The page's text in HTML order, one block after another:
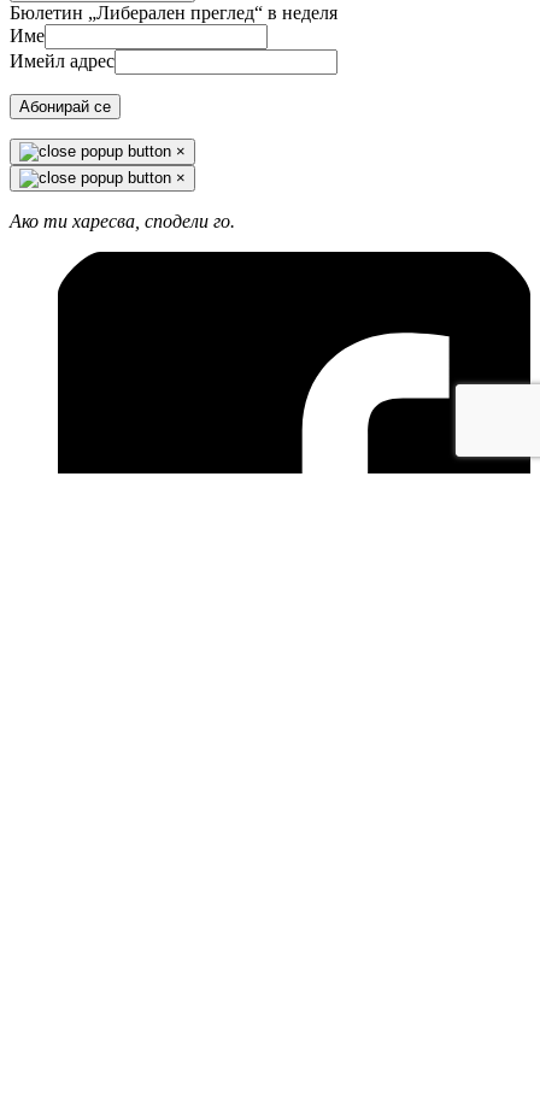
Бюлетин „Либерален преглед“ в неделя
Име
Имейл адрес
Абонирай се
×
×
Ако ти харесва, сподели го.